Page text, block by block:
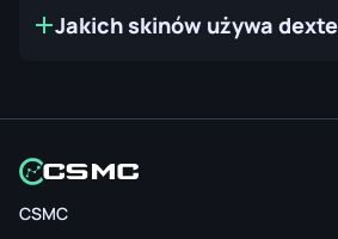
Jakich skinów używa
CSMC